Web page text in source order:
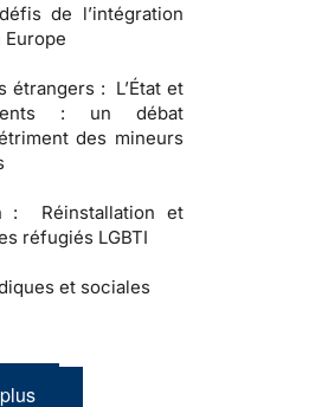
de l’intégration
étrangers : L’État et
: un débat
des mineurs
: Réinstallation et
réfugiés LGBTI
et sociales